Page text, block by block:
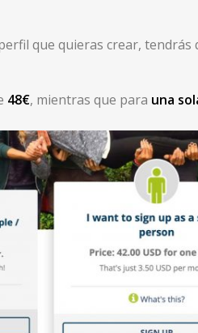
que quieras crear,
48€, mientras que para una